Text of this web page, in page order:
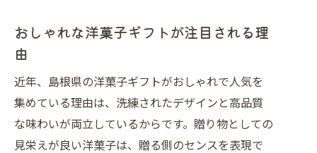
説
しさ
洋菓子プレゼントを喜ばせる選び方ポイン
ト
洋菓子プレゼント選びで失敗しないコ
おしゃれな洋菓子ギフトが注目される理
由
近年、島根県の洋菓子ギフトがおしゃれで人気を
集めている理由は、洗練されたデザインと高品質
な味わいが両立しているからです。贈り物としての
見栄えが良い洋菓子は、贈る側のセンスを表現で